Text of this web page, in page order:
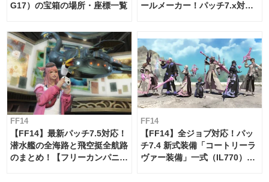
G17）の宝箱の場所・座標一覧
ールメーカー！パッチ7.x対応
FF14
【FF14】最新パッチ7.5対応！
潜水艦の全海路と飛空挺全航路
のまとめ！【フリーカンパニ
FF14
【FF14】全ジョブ対応！パッ
チ7.4 新式装備「コートリーラ
ヴァー装備」一式（IL770）の